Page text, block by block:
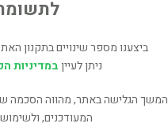
ביצענו מספר שינויים בתקנון
ניתן לעייןבמדיניות
המשך הגלישה באתר, מהווה הסכמה
המעודכנים,